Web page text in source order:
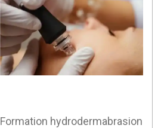
Formation hydrodermabrasion